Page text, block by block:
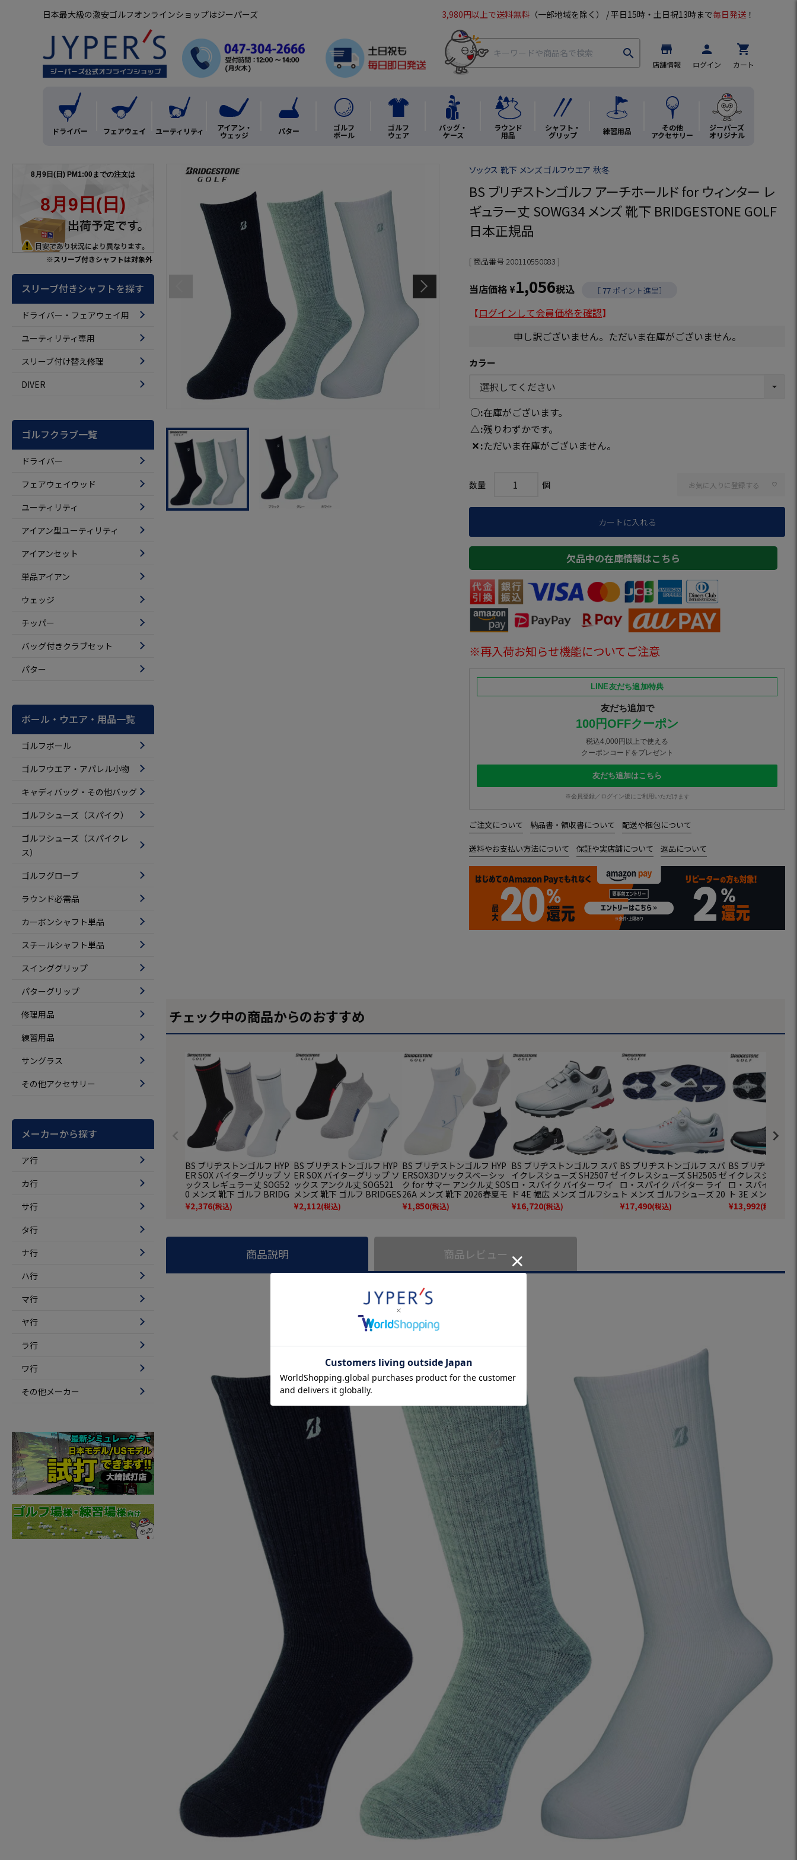
日本最大級の激安ゴルフオンラインショップはジーパーズ 3,980円以上で送料無料 （一部地域を除く） / 平日15時・土日祝13時まで毎日発送 ！
search store
店舗情報
person
ログイン
shopping_cart
カート
ドライバー フェアウェイ ユーティリティ アイアン・
ウェッジ パター ゴルフ
ボール
ゴルフ
ウェア
バッグ・
ケース
ラウンド
用品
シャフト・
グリップ 練習用品 その他
アクセサリー
ジーパーズ
オリジナル
※スリーブ付きシャフトは対象外
スリーブ付きシャフトを探す
ドライバー・フェアウェイ用
ユーティリティ専用
スリーブ付け替え修理
DIVER
ゴルフクラブ一覧
ドライバー
フェアウェイウッド
ユーティリティ
アイアン型ユーティリティ
アイアンセット
単品アイアン
ウェッジ
チッパー
バッグ付きクラブセット
パター
ボール・ウエア・用品一覧
ゴルフボール
ゴルフウエア・アパレル小物
キャディバッグ・その他バッグ
ゴルフシューズ（スパイク）
ゴルフシューズ（スパイクレ
ス）
ゴルフグローブ
ラウンド必需品
カーボンシャフト単品
スチールシャフト単品
スインググリップ
パターグリップ
修理用品
練習用品
サングラス
その他アクセサリー
メーカーから探す
ア行
カ行
サ行
タ行
ナ行
ハ行
マ行
ヤ行
ラ行
ワ行
その他メーカー
ソックス 靴下 メンズ ゴルフウエア 秋冬
BS ブリヂストンゴルフ アーチホールド for ウィンター レ
ギュラー丈 SOWG34 メンズ 靴下 BRIDGESTONE GOLF
日本正規品
商品番号200110550083
当店価格¥1,056税込 ［ 77 ポイント進呈］
【ログインして会員価格を確認】
申し訳ございません。ただいま在庫がございません。
カラー
○ 在庫がございます。
△ 残りわずかです。
✕ ただいま在庫がございません。
お気に入りに登録する
カートに入れる
欠品中の在庫情報はこちら
※再入荷お知らせ機能についてご注意
LINE友だち追加特典
友だち追加で
100円OFFクーポン
税込4,000円以上で使える
クーポンコードをプレゼント
友だち追加はこちら
※会員登録／ログイン後にご利用いただけます
ご注文について 納品書・領収書について 配送や梱包について
送料やお支払い方法について 保証や実店舗について 返品について
チェック中の商品からのおすすめ
BS ブリヂストンゴルフ HYP
ER SOX バイターグリップ ソ
ックス レギュラー丈 SOG52
0 メンズ 靴下 ゴルフ BRIDG
ESTONE GOLF 2025秋冬モ
デル 日本正規品
¥2,376(税込)
BS ブリヂストンゴルフ HYP
ER SOX バイターグリップ ソ
ックス アンクル丈 SOG521
メンズ 靴下 ゴルフ BRIDGES
TONE GOLF 2025秋冬モデル
日本正規品
¥2,112(税込)
BS ブリヂストンゴルフ HYP
ERSOX3Dソックスベーシッ
ク for サマー アンクル丈 SOS
26A メンズ 靴下 2026春夏モ
デル BRIDGESTONE GOLF
日本正規品
¥1,850(税込)
BS ブリヂストンゴルフ スパ
イクレスシューズ SH2507 ゼ
ロ・スパイク バイター ワイ
ド 4E 幅広 メンズ ゴルフシュ
ーズ 2025年モデル BRIDGES
TONE GOLF 日本正規品
¥16,720(税込)
BS ブリヂストンゴルフ スパ
イクレスシューズ SH2505 ゼ
ロ・スパイク バイター ライ
ト メンズ ゴルフシューズ 20
25年モデル BRIDGESTONE
GOLF 日本正規品
¥17,490(税込)
BS ブリヂストン
イクレスシューズ
ロ・スパイク バ
ト 3E メンズ ゴ
2025年モデル
E GOLF 日本正規
¥13,992(税込)
商品説明 商品レビュー